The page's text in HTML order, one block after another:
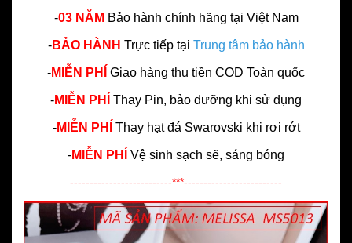
-03 NĂM Bảo hành chính hãng tại Việt Nam
-BẢO HÀNH Trực tiếp tại Trung tâm bảo hành
-MIỄN PHÍ Giao hàng thu tiền COD Toàn quốc
-MIỄN PHÍ Thay Pin, bảo dưỡng khi sử dụng
-MIỄN PHÍ Thay hạt đá Swarovski khi rơi rớt
-MIỄN PHÍ Vệ sinh sạch sẽ, sáng bóng
--------------------------***-------------------------